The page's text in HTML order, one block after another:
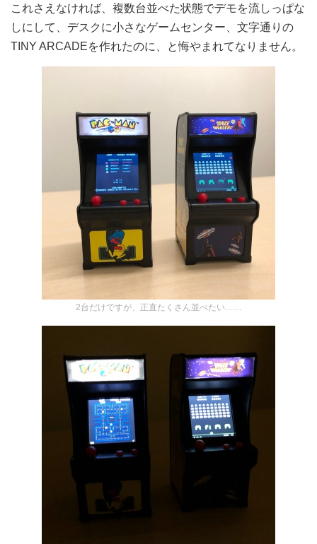
これさえなければ、複数台並べた状態でデモを流しっぱな
しにして、デスクに小さなゲームセンター、文字通りの
TINY ARCADEを作れたのに、と悔やまれてなりません。
2台だけですが、正直たくさん並べたい……